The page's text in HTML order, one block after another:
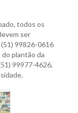
todos os
ser
99826-0616
plantão da
99977-4626,